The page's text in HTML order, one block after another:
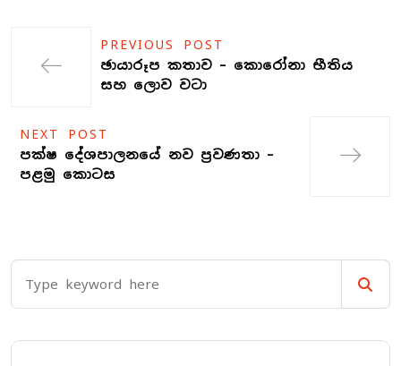
PREVIOUS POST
ඡායාරූප කතාව – කොරෝනා භීතිය
සහ ලොව වටා
NEXT POST
පක්ෂ දේශපාලනයේ නව ප්‍රවණතා –
පළමු කොටස